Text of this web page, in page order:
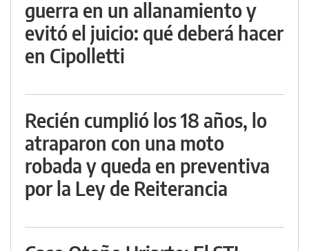
guerra en un allanamiento y
evitó el juicio: qué deberá hacer
en Cipolletti
Recién cumplió los 18 años, lo
atraparon con una moto
robada y queda en preventiva
por la Ley de Reiterancia